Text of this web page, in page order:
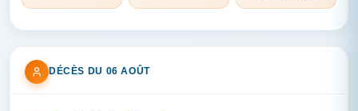
DÉCÈS DU 06 AOÛT